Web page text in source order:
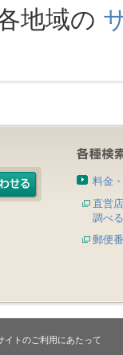
地域の
料金
直営
調べる
郵便
イトのご利用にあたって